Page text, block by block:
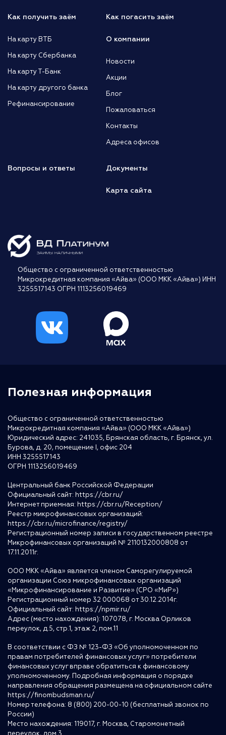
Как получить заём
На карту ВТБ
На карту Сбербанка
На карту Т-Банк
На карту другого банка
Рефинансирование
Как погасить заём
О компании
Новости
Акции
Блог
Пожаловаться
Контакты
Адреса офисов
Вопросы и ответы Документы
Карта сайта
Общество с ограниченной ответственностью
Микрокредитная компания «Айва» (ООО МКК «Айва») ИНН
3255517143 ОГРН 1113256019469
Полезная информация
Общество с ограниченной ответственностью
Микрокредитная компания «Айва» (ООО МКК «Айва»)
Юридический адрес: 241035, Брянская область, г. Брянск, ул.
Бурова, д. 20, помещение I, офис 204
ИНН 3255517143
ОГРН 1113256019469
Центральный банк Российской Федерации
Официальный сайт: https://cbr.ru/
Интернет приемная: https://cbr.ru/Reception/
Реестр микрофинансовых организаций:
https://cbr.ru/microfinance/registry/
Регистрационный номер записи в государственном реестре
Микрофинансовых организаций № 2110132000808 от
17.11.2011г.
ООО МКК «Айва» является членом Саморегулируемой
организации Союз микрофинансовых организаций
«Микрофинансирование и Развитие» (СРО «МиР»)
Регистрационный номер 32 000068 от 30.12.2014г.
Официальный сайт: https://npmir.ru/
Адрес (место нахождения): 107078, г. Москва Орликов
переулок, д.5, стр.1, этаж 2, пом.11
В соответствии с ФЗ № 123-ФЗ «Об уполномоченном по
правам потребителей финансовых услуг» потребители
финансовых услуг вправе обратиться к финансовому
уполномоченному. Подробная информация о порядке
направления обращения размещена на официальном сайте
https://finombudsman.ru/
Номер телефона: 8 (800) 200-00-10 (бесплатный звонок по
России)
Место нахождения: 119017, г. Москва, Старомонетный